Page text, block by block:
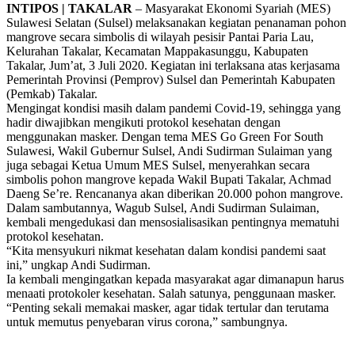
INTIPOS | TAKALAR – Masyarakat Ekonomi Syariah (MES)
Sulawesi Selatan (Sulsel) melaksanakan kegiatan penanaman pohon
mangrove secara simbolis di wilayah pesisir Pantai Paria Lau,
Kelurahan Takalar, Kecamatan Mappakasunggu, Kabupaten
Takalar, Jum’at, 3 Juli 2020. Kegiatan ini terlaksana atas kerjasama
Pemerintah Provinsi (Pemprov) Sulsel dan Pemerintah Kabupaten
(Pemkab) Takalar.
Mengingat kondisi masih dalam pandemi Covid-19, sehingga yang
hadir diwajibkan mengikuti protokol kesehatan dengan
menggunakan masker. Dengan tema MES Go Green For South
Sulawesi, Wakil Gubernur Sulsel, Andi Sudirman Sulaiman yang
juga sebagai Ketua Umum MES Sulsel, menyerahkan secara
simbolis pohon mangrove kepada Wakil Bupati Takalar, Achmad
Daeng Se’re. Rencananya akan diberikan 20.000 pohon mangrove.
Dalam sambutannya, Wagub Sulsel, Andi Sudirman Sulaiman,
kembali mengedukasi dan mensosialisasikan pentingnya mematuhi
protokol kesehatan.
“Kita mensyukuri nikmat kesehatan dalam kondisi pandemi saat
ini,” ungkap Andi Sudirman.
Ia kembali mengingatkan kepada masyarakat agar dimanapun harus
menaati protokoler kesehatan. Salah satunya, penggunaan masker.
“Penting sekali memakai masker, agar tidak tertular dan terutama
untuk memutus penyebaran virus corona,” sambungnya.